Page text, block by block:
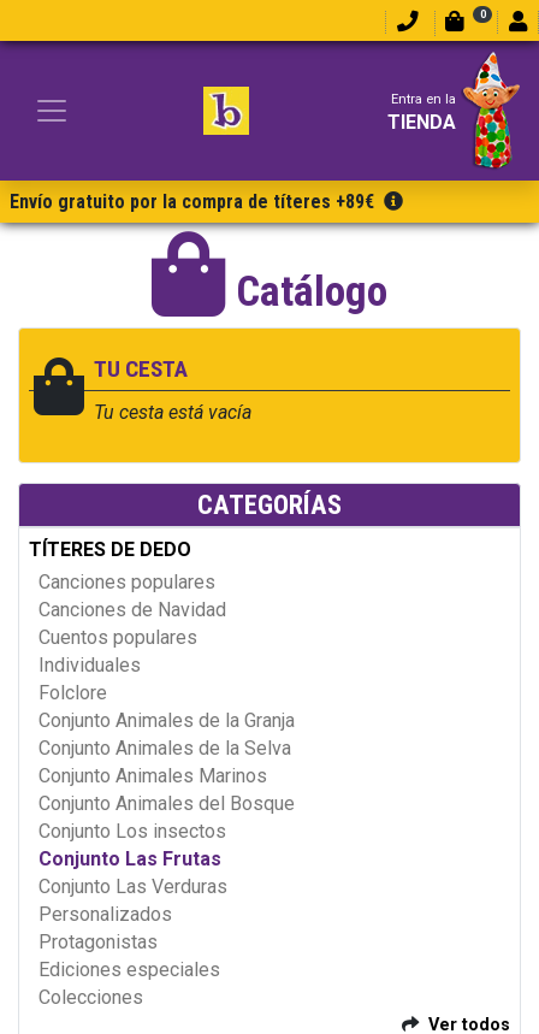
0
Entra en la
TIENDA
Envío gratuito por la compra de títeres +89€
Catálogo
TU CESTA
Tu cesta está vacía
CATEGORÍAS
TÍTERES DE DEDO
Canciones populares
Canciones de Navidad
Cuentos populares
Individuales
Folclore
Conjunto Animales de la Granja
Conjunto Animales de la Selva
Conjunto Animales Marinos
Conjunto Animales del Bosque
Conjunto Los insectos
Conjunto Las Frutas
Conjunto Las Verduras
Personalizados
Protagonistas
Ediciones especiales
Colecciones
Ver todos